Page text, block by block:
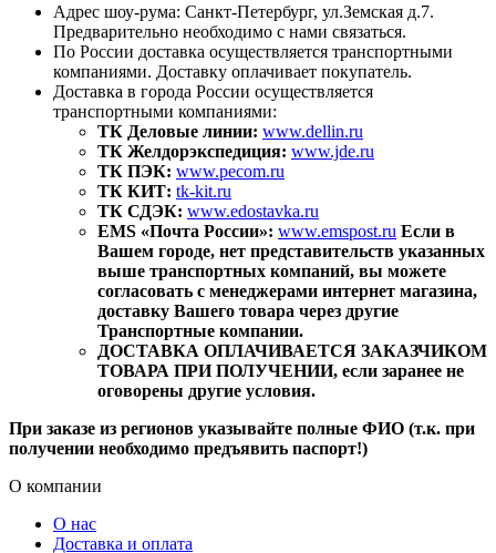
Адрес шоу-рума: Санкт-Петербург, ул.Земская д.7.
Предварительно необходимо с нами связаться.
По России доставка осуществляется транспортными
компаниями. Доставку оплачивает покупатель.
Доставка в города России осуществляется
транспортными компаниями:
ТК Деловые линии: www.dellin.ru
ТК Желдорэкспедиция: www.jde.ru
ТК ПЭК: www.pecom.ru
ТК КИТ: tk-kit.ru
ТК СДЭК: www.edostavka.ru
EMS «Почта России»: www.emspost.ru Если в
Вашем городе, нет представительств указанных
выше транспортных компаний, вы можете
согласовать с менеджерами интернет магазина,
доставку Вашего товара через другие
Транспортные компании.
ДОСТАВКА ОПЛАЧИВАЕТСЯ ЗАКАЗЧИКОМ
ТОВАРА ПРИ ПОЛУЧЕНИИ, если заранее не
оговорены другие условия.
При заказе из регионов указывайте полные ФИО (т.к. при
получении необходимо предъявить паспорт!)
О компании
О нас
Доставка и оплата